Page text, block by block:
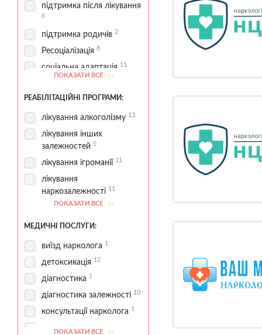
підтримка після лікування
6
підтримка родичів 2
Ресоціалізація 8
соціальна адаптація 11
ПОКАЗАТИ ВСЕ
РЕАБІЛІТАЦІЙНІ ПРОГРАМИ:
лікування алкоголізму 13
лікування інших
залежностей 5
лікування ігроманії 11
лікування
наркозалежності 11
лікування поведінкових
полізалежностей
програма 12 кроків
реабілітаційні програми
ПОКАЗАТИ ВСЕ
МЕДИЧНІ ПОСЛУГИ:
виїзд нарколога 1
детоксикація 12
діагностика 1
діагностика залежності 10
консультації нарколога 1
контроль
ПОКАЗАТИ ВСЕ